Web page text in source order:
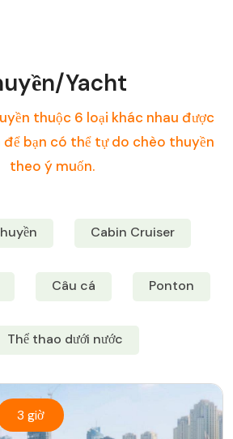
Yacht
thuộc 6 loại khác nhau được
để bạn có thể tự do chèo thuyền
theo ý muốn.
Cabin Cruiser
Câu cá Ponton
Thể thao dưới nước
3 giờ